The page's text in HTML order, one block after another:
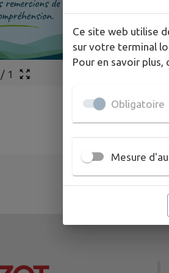
/ 1
Ce site web utilise
sur votre terminal
Pour en savoir
Obligatoire
Mesure